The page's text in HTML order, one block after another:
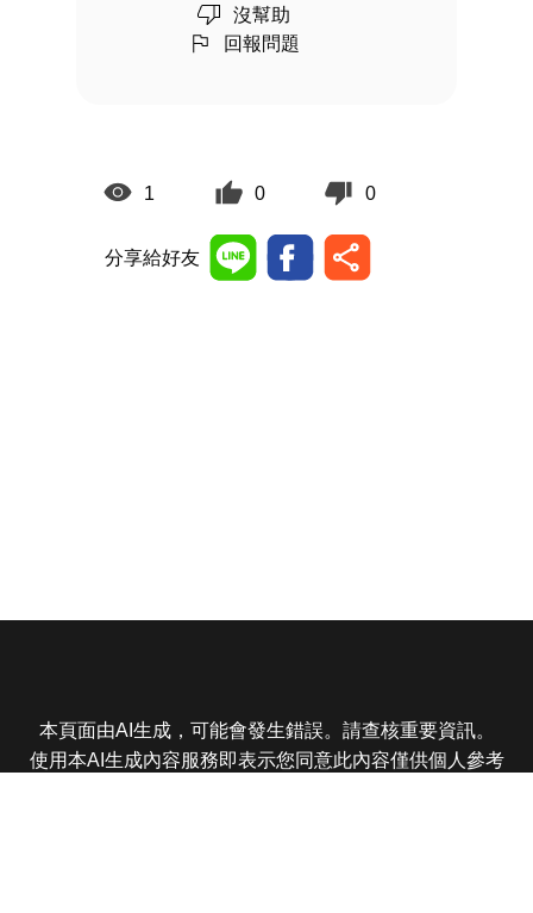
沒幫助
回報問題
1 0 0
分享給好友
本頁面由AI生成，可能會發生錯誤。請查核重要資訊。
使用本AI生成內容服務即表示您同意此內容僅供個人參考